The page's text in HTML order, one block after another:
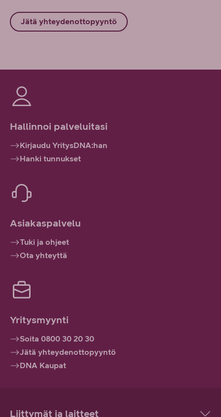
Jätä yhteydenottopyyntö
Hallinnoi palveluitasi
Kirjaudu YritysDNA:han
Hanki tunnukset
Asiakaspalvelu
Tuki ja ohjeet
Ota yhteyttä
Yritysmyynti
Soita 0800 30 20 30
Jätä yhteydenottopyyntö
DNA Kaupat
Liittymät ja laitteet